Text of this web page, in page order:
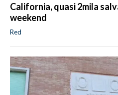
California, quasi 2mila
weekend
Red